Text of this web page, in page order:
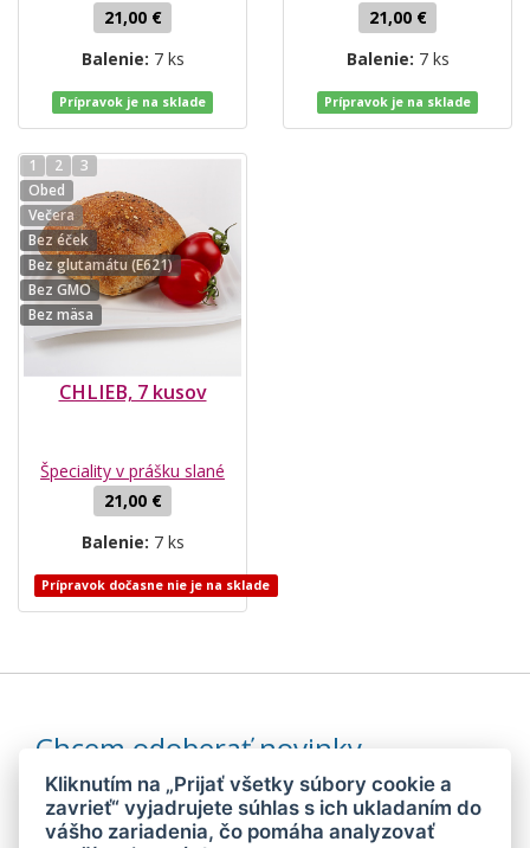
21,00 €
Balenie: 7 ks
Prípravok je na sklade
21,00 €
Balenie: 7 ks
Prípravok je na sklade
1 2
3
Obed
Večera
Bez éček
Bez glutamátu (E621)
Bez GMO
Bez mäsa
CHLIEB, 7 kusov
Špeciality v prášku slané
21,00 €
Balenie: 7 ks
Prípravok dočasne nie je na sklade
Chcem odoberať novinky
Odoslaním súhlasím sospracovaním mojich osobných údajov
Kliknutím na „Prijať všetky súbory cookie a
zavrieť“ vyjadrujete súhlas s ich ukladaním do
vášho zariadenia, čo pomáha analyzovať